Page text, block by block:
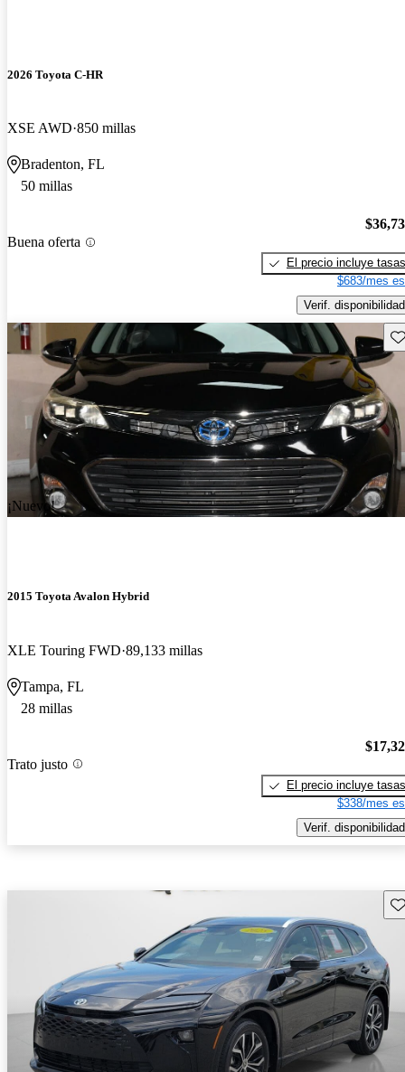
2026 Toyota C-HR
XSE AWD 850 millas
Bradenton, FL
50 millas
Buena oferta
El precio incluye tasas
$683/mes
Verif. disponibilidad
¡Nuevo!
2015 Toyota Avalon Hybrid
XLE Touring FWD 89,133 millas
Tampa, FL
28 millas
Trato justo
El precio incluye tasas
$338/mes
Verif. disponibilidad